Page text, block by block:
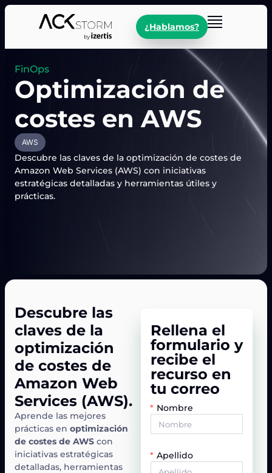
¿Hablamos?
FinOps
Optimización de
costes en AWS
AWS
Descubre las claves de la optimización de costes de
Amazon Web Services (AWS) con iniciativas
estratégicas detalladas y herramientas útiles y
prácticas.
Descubre las
claves de la
optimización
de costes de
Amazon Web
Services (AWS).
Aprende las mejores
prácticas en optimización
de costes de AWS con
iniciativas estratégicas
detalladas, herramientas
Rellena el
formulario y
recibe el
recurso en
tu correo
Nombre
Apellido